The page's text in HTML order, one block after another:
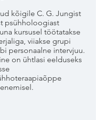
kõigile C. G. Jungist
psühholoogiast
kursusel töötatakse
viiakse grupi
personaalne intervjuu.
on ühtlasi eelduseks